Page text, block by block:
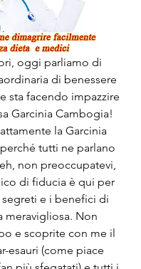
oggi parliamo di
di benessere
sta facendo impazzire
Garcinia Cambogia!
la Garcinia
tutti ne parlano
non preoccupatevi,
di fiducia è qui per
segreti e i benefici di
meravigliosa. Non
e scoprite con me il
esauri (come piace